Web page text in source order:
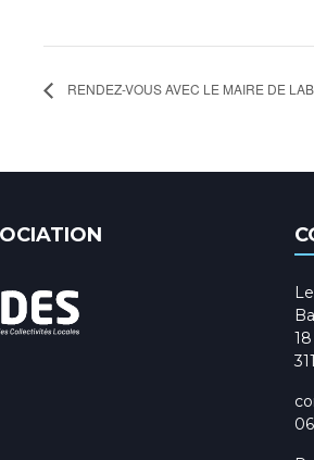
RENDEZ-VOUS AVEC LE MAIRE DE